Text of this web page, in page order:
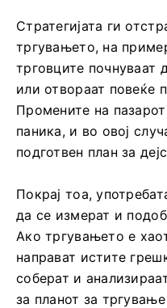
Стратегијата ги
тргувањето, на
трговците почнуваат
или отвораат повеќе
Промените на
паника, и во овој
подготвен план за
Покрај тоа,
да се измерат и
Ако тргувањето е
направат истите
соберат и
за планот за